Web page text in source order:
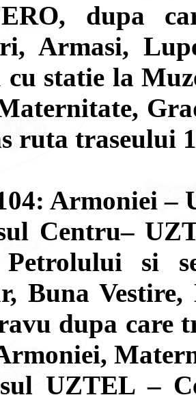
dupa
Armasi,
cu statie la
ruta traseului
Armoniei –
Centru–
Petrolului si
Buna
dupa care
UZTEL –